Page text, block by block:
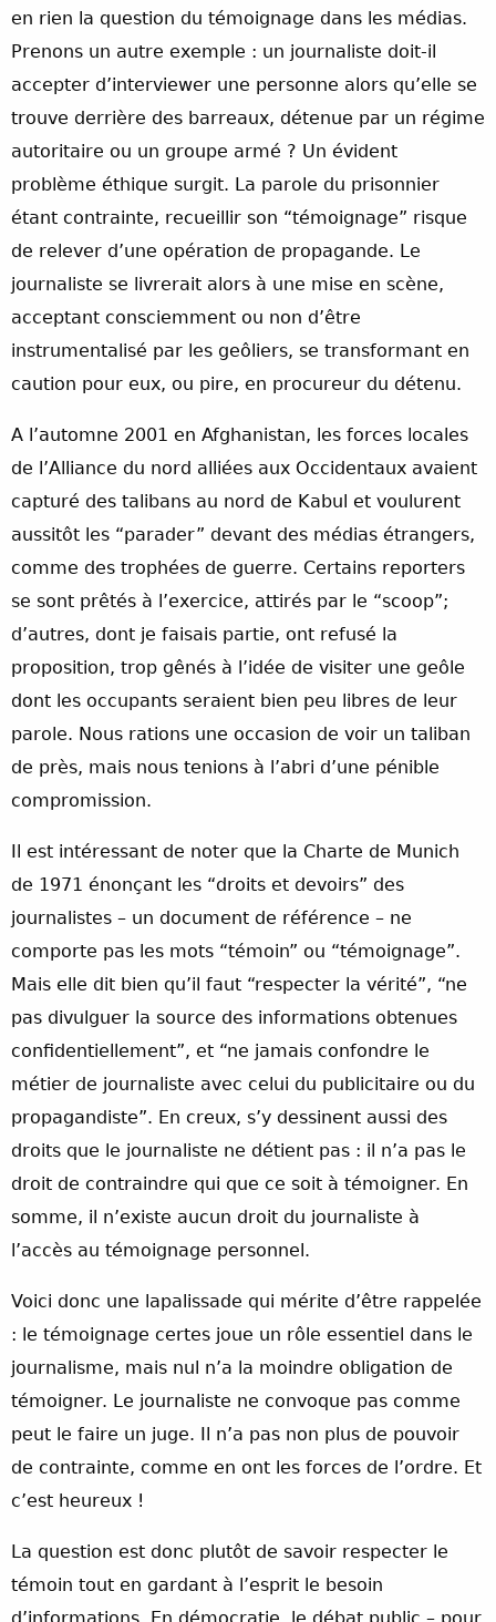
en rien la question du témoignage dans les médias.
Prenons un autre exemple : un journaliste doit-il
accepter d’interviewer une personne alors qu’elle se
trouve derrière des barreaux, détenue par un régime
autoritaire ou un groupe armé ? Un évident
problème éthique surgit. La parole du prisonnier
étant contrainte, recueillir son “témoignage” risque
de relever d’une opération de propagande. Le
journaliste se livrerait alors à une mise en scène,
acceptant consciemment ou non d’être
instrumentalisé par les geôliers, se transformant en
caution pour eux, ou pire, en procureur du détenu.
A l’automne 2001 en Afghanistan, les forces locales
de l’Alliance du nord alliées aux Occidentaux avaient
capturé des talibans au nord de Kabul et voulurent
aussitôt les “parader” devant des médias étrangers,
comme des trophées de guerre. Certains reporters
se sont prêtés à l’exercice, attirés par le “scoop”;
d’autres, dont je faisais partie, ont refusé la
proposition, trop gênés à l’idée de visiter une geôle
dont les occupants seraient bien peu libres de leur
parole. Nous rations une occasion de voir un taliban
de près, mais nous tenions à l’abri d’une pénible
compromission.
Il est intéressant de noter que la Charte de Munich
de 1971 énonçant les “droits et devoirs” des
journalistes – un document de référence – ne
comporte pas les mots “témoin” ou “témoignage”.
Mais elle dit bien qu’il faut “respecter la vérité”, “ne
pas divulguer la source des informations obtenues
confidentiellement”, et “ne jamais confondre le
métier de journaliste avec celui du publicitaire ou du
propagandiste”. En creux, s’y dessinent aussi des
droits que le journaliste ne détient pas : il n’a pas le
droit de contraindre qui que ce soit à témoigner. En
somme, il n’existe aucun droit du journaliste à
l’accès au témoignage personnel.
Voici donc une lapalissade qui mérite d’être rappelée
: le témoignage certes joue un rôle essentiel dans le
journalisme, mais nul n’a la moindre obligation de
témoigner. Le journaliste ne convoque pas comme
peut le faire un juge. Il n’a pas non plus de pouvoir
de contrainte, comme en ont les forces de l’ordre. Et
c’est heureux !
La question est donc plutôt de savoir respecter le
témoin tout en gardant à l’esprit le besoin